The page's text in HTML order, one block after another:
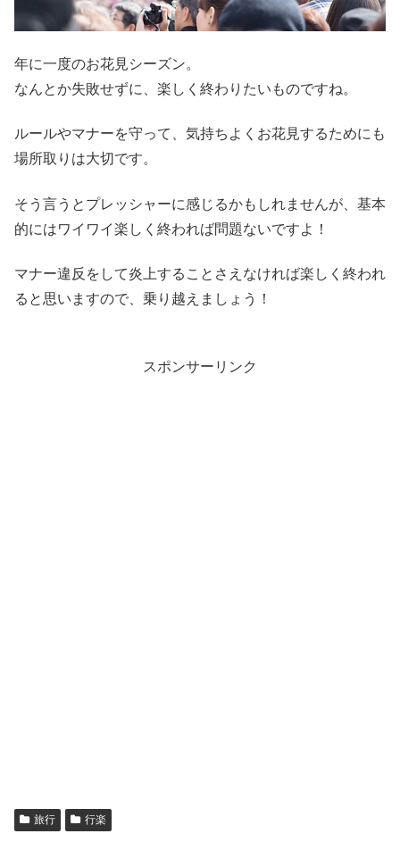
年に一度のお花見シーズン。
なんとか失敗せずに、楽しく終わりたいものですね。
ルールやマナーを守って、気持ちよくお花見するためにも
場所取りは大切です。
そう言うとプレッシャーに感じるかもしれませんが、基本
的にはワイワイ楽しく終われば問題ないですよ！
マナー違反をして炎上することさえなければ楽しく終われ
ると思いますので、乗り越えましょう！
スポンサーリンク
旅行 行楽